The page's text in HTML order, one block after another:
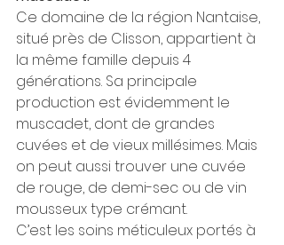
Ce domaine de la région Nantaise,
situé près de Clisson, appartient à
la même famille depuis 4
générations. Sa principale
production est évidemment le
muscadet, dont de grandes
cuvées et de vieux millésimes. Mais
on peut aussi trouver une cuvée
de rouge, de demi-sec ou de vin
mousseux type crémant.
C’est les soins méticuleux portés à